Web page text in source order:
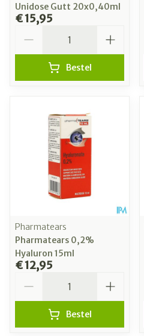
Unidose Gutt 20x0,40ml
€ 15,95
Bestel
Pharmatears
Pharmatears 0,2%
Hyaluron 15ml
€ 12,95
Bestel